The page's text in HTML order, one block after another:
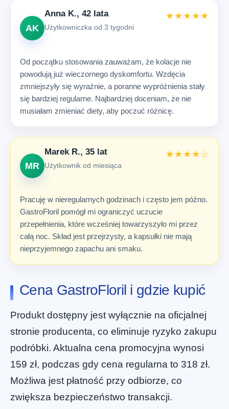
AK
Anna K., 42 lata
Użytkowniczka od 3 tygodni
★★★★★
Od początku stosowania zauważam, że kolacje nie
powodują już wieczornego dyskomfortu. Wzdęcia
zmniejszyły się wyraźnie, a poranne wypróżnienia stały
się bardziej regularne. Najbardziej doceniam, że nie
musiałam zmieniać diety, aby poczuć różnicę.
MR
Marek R., 35 lat
Użytkownik od miesiąca
★★★★☆
Pracuję w nieregularnych godzinach i często jem późno.
GastroFloril pomógł mi ograniczyć uczucie
przepełnienia, które wcześniej towarzyszyło mi przez
całą noc. Skład jest przejrzysty, a kapsułki nie mają
nieprzyjemnego zapachu ani smaku.
Cena GastroFloril i gdzie kupić
Produkt dostępny jest wyłącznie na oficjalnej
stronie producenta, co eliminuje ryzyko zakupu
podróbki. Aktualna cena promocyjna wynosi
159 zł, podczas gdy cena regularna to 318 zł.
Możliwa jest płatność przy odbiorze, co
zwiększa bezpieczeństwo transakcji.